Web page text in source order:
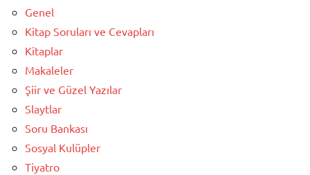
Genel
Kitap Soruları ve Cevapları
Kitaplar
Makaleler
Şiir ve Güzel Yazılar
Slaytlar
Soru Bankası
Sosyal Kulüpler
Tiyatro